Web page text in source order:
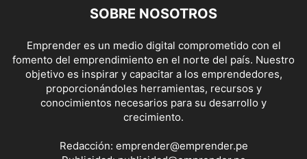
SOBRE NOSOTROS
Emprender es un medio digital comprometido con el
fomento del emprendimiento en el norte del país. Nuestro
objetivo es inspirar y capacitar a los emprendedores,
proporcionándoles herramientas, recursos y
conocimientos necesarios para su desarrollo y
crecimiento.
Redacción: emprender@emprender.pe